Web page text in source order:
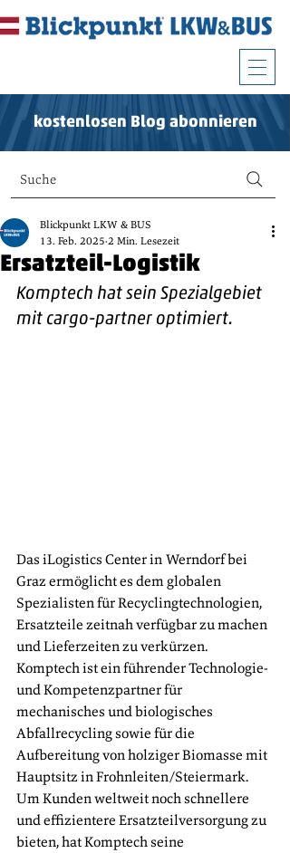
kostenlosen Blog abonnieren
Suche
Ersatzteil-Logistik
Blickpunkt LKW & BUS
13. Feb. 2025 2 Min. Lesezeit
Komptech hat sein Spezialgebiet
mit cargo-partner optimiert.
Das iLogistics Center in Werndorf bei
Graz ermöglicht es dem globalen
Spezialisten für Recyclingtechnologien,
Ersatzteile zeitnah verfügbar zu machen
und Lieferzeiten zu verkürzen.
Komptech ist ein führender Technologie-
und Kompetenzpartner für
mechanisches und biologisches
Abfallrecycling sowie für die
Aufbereitung von holziger Biomasse mit
Hauptsitz in Frohnleiten/Steiermark.
Um Kunden weltweit noch schnellere
und effizientere Ersatzteilversorgung zu
bieten, hat Komptech seine